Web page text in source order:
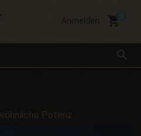
search
Anmelden local_grocery_store
Potenz